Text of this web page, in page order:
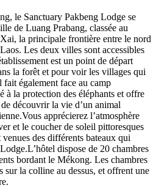
le Sanctuary Pakbeng Lodge se
de Luang Prabang, classée au
la principale frontière entre le nord
Les deux villes sont accessibles
est un point de départ
la forêt et pour voir les villages qui
fait également face au camp
à la protection des éléphants et offre
découvrir la vie d’un animal
apprécierez l’atmosphère
et le coucher de soleil pittoresques
des différents bateaux qui
dispose de 20 chambres
bordant le Mékong. Les chambres
sur la colline au dessus, et offrent une